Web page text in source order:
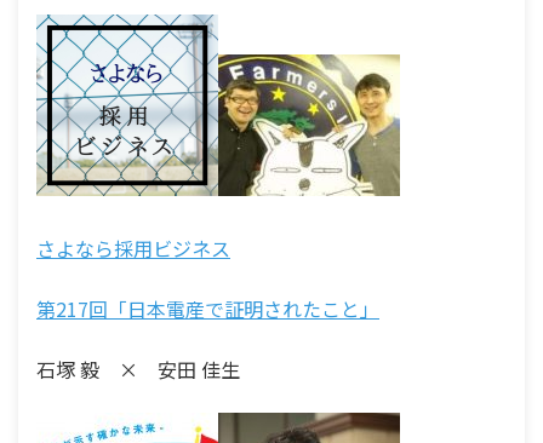
さよなら採用ビジネス
第217回「日本電産で証明されたこと」
石塚 毅 × 安田 佳生